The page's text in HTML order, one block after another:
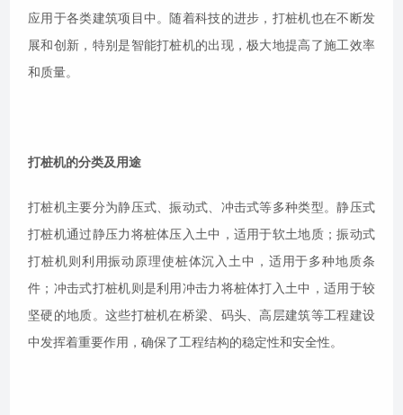
应用于各类建筑项目中。随着科技的进步，打桩机也在不断发
展和创新，特别是智能打桩机的出现，极大地提高了施工效率
和质量。
打桩机的分类及用途
打桩机主要分为静压式、振动式、冲击式等多种类型。静压式
打桩机通过静压力将桩体压入土中，适用于软土地质；振动式
打桩机则利用振动原理使桩体沉入土中，适用于多种地质条
件；冲击式打桩机则是利用冲击力将桩体打入土中，适用于较
坚硬的地质。这些打桩机在桥梁、码头、高层建筑等工程建设
中发挥着重要作用，确保了工程结构的稳定性和安全性。